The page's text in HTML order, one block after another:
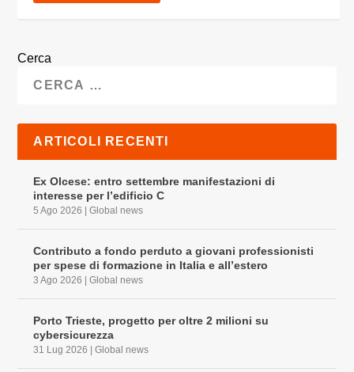
Cerca
ARTICOLI RECENTI
Ex Olcese: entro settembre manifestazioni di
interesse per l’edificio C
5 Ago 2026 |Global news
Contributo a fondo perduto a giovani professionisti
per spese di formazione in Italia e all’estero
3 Ago 2026 |Global news
Porto Trieste, progetto per oltre 2 milioni su
cybersicurezza
31 Lug 2026 |Global news